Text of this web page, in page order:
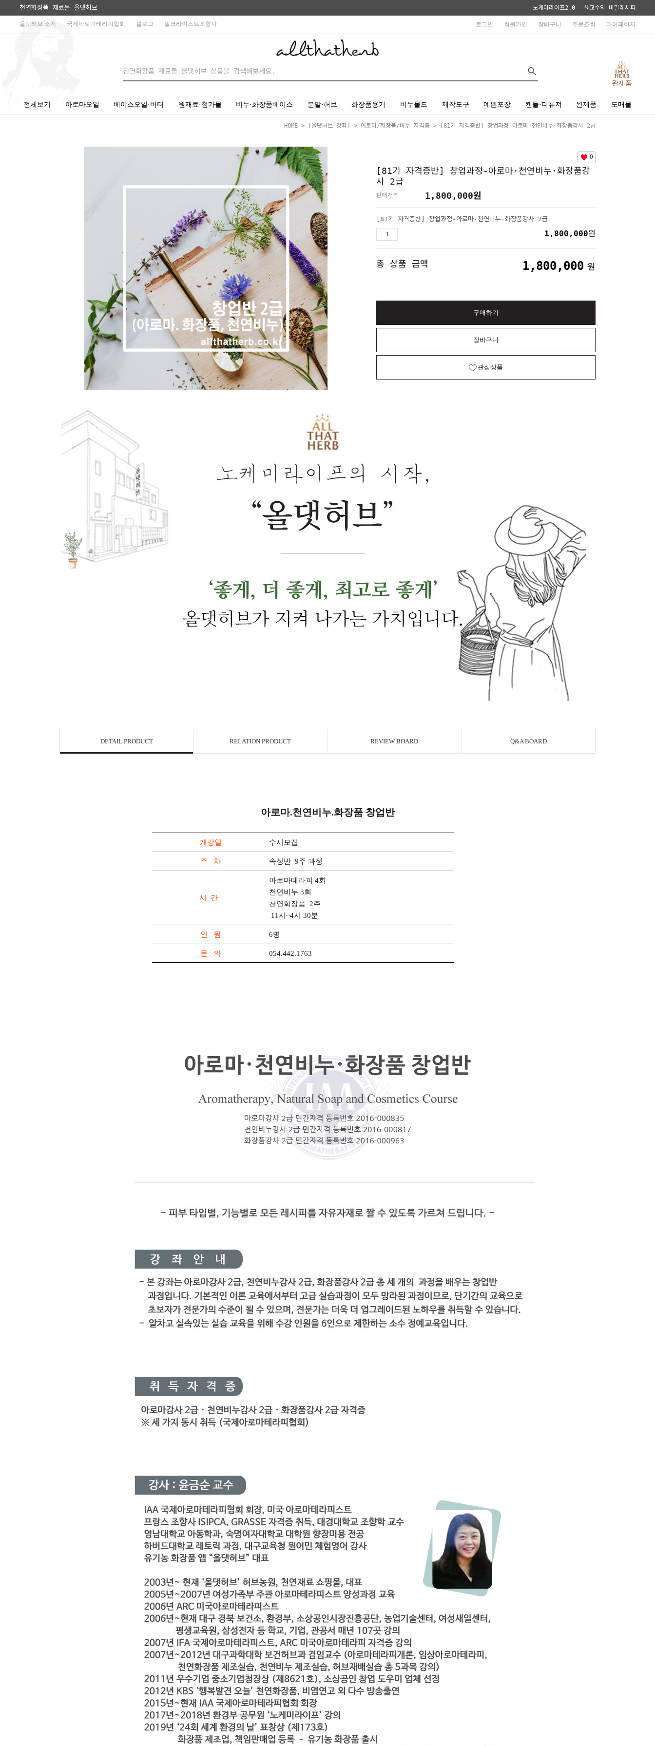
천연화장품 재료몰 올댓허브 노케미라이프2.0 윤교수의 비밀레시피
올댓허브 소개 국제아로마테라피협회 블로그 필크라이스트조향사 로그인 회원가입 장바구니 주문조회 마이페이지
완제품
전체보기 아로마오일 베이스오일·버터 원재료·첨가물 비누·화장품베이스 분말·허브 화장품용기 비누몰드 제작도구 예쁜포장 캔들·디퓨져 완제품 도매몰
HOME > [올댓허브 강좌] > 아로마/화장품/비누 자격증 > [81기 자격증반] 창업과정-아로마·천연비누·화장품강사 2급
0
[81기 자격증반] 창업과정-아로마·천연비누·화장품강
사 2급
판매가격 1,800,000원
[81기 자격증반] 창업과정-아로마·천연비누·화장품강사 2급
1,800,000원
총 상품 금액 1,800,000 원
구매하기
장바구니
관심상품
DETAIL PRODUCT RELATION PRODUCT REVIEW BOARD Q&A BOARD
아로마.천연비누.화장품 창업반
개강일 수시모집
주 차 속성반 9주 과정
시 간
아로마테라피 4회
천연비누 3회
천연화장품 2주
11시~4시 30분
인 원 6명
문 의 054.442.1763